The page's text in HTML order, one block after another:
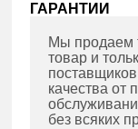
ГАРАНТИИ
Мы продаем
товар и
качества от
без всяких